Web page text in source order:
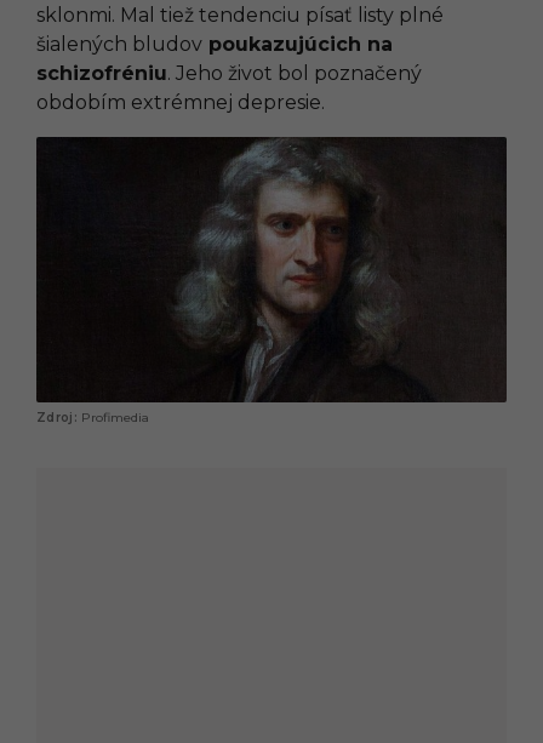
sklonmi. Mal tiež tendenciu písať listy plné
šialených bludov poukazujúcich na
schizofréniu. Jeho život bol poznačený
obdobím extrémnej depresie.
Profimedia